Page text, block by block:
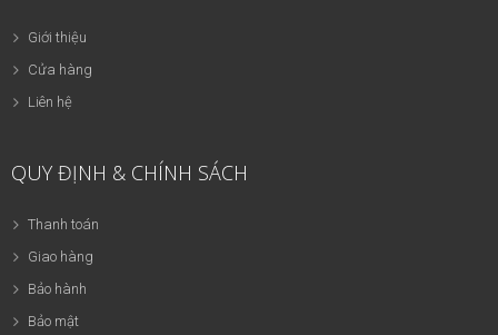
Giới thiệu
Cửa hàng
Liên hệ
QUY ĐỊNH & CHÍNH SÁCH
Thanh toán
Giao hàng
Bảo hành
Bảo mật